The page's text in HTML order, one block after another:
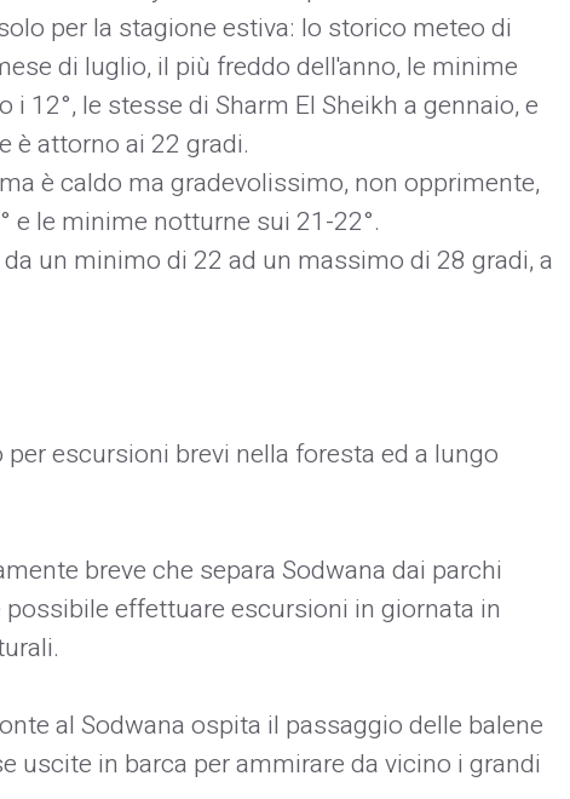
per la stagione estiva: lo storico meteo di
di luglio, il più freddo dell'anno, le minime
12°, le stesse di Sharm El Sheikh a gennaio, e
è attorno ai 22 gradi.
è caldo ma gradevolissimo, non opprimente,
e le minime notturne sui 21-22°.
un minimo di 22 ad un massimo di 28 gradi, a
escursioni brevi nella foresta ed a lungo
breve che separa Sodwana dai parchi
effettuare escursioni in giornata in
al Sodwana ospita il passaggio delle balene
uscite in barca per ammirare da vicino i grandi